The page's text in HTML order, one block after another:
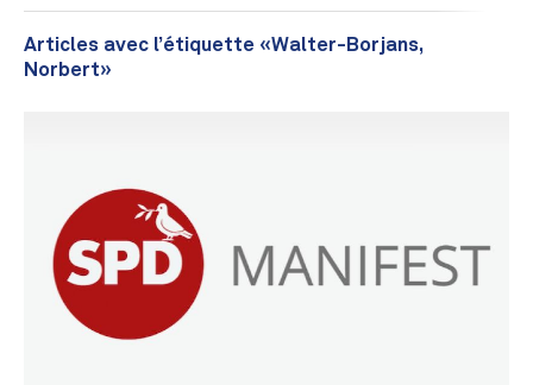
Articles avec l’étiquette «Walter-Borjans,
Norbert»